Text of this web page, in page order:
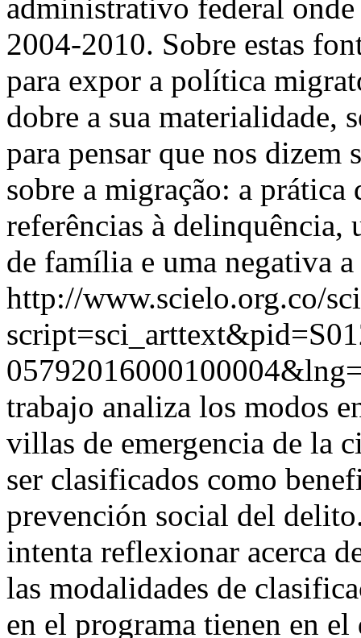
administrativo federal
2004-2010. Sobre estas
para expor a política
dobre a sua materialidade,
para pensar que nos dizem
sobre a migração: a prática
referências à delinquência,
de família e uma negativa
http://www.scielo.org.co/
trabajo analiza los modos
villas de emergencia de la
ser clasificados como
prevención social del
intenta reflexionar acerca
las modalidades de
en el programa tienen en